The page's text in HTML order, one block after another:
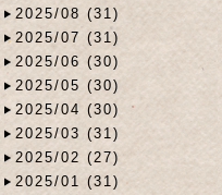
2025/08 (31)
2025/07 (31)
2025/06 (30)
2025/05 (30)
2025/04 (30)
2025/03 (31)
2025/02 (27)
2025/01 (31)